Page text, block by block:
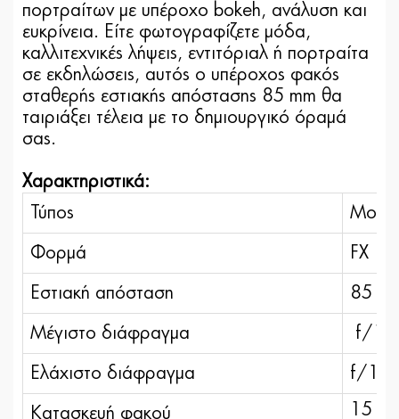
πορτραίτων με υπέροχο bokeh, ανάλυση και
ευκρίνεια. Είτε φωτογραφίζετε μόδα,
καλλιτεχνικές λήψεις, εντιτόριαλ ή πορτραίτα
σε εκδηλώσεις, αυτός ο υπέροχος φακός
σταθερής εστιακής απόστασης 85 mm θα
ταιριάξει τέλεια με το δημιουργικό όραμά
σας.
Χαρακτηριστικά:
Τύπος
Φορμά FX
Εστιακή απόσταση 85
Μέγιστο διάφραγμα f/
Ελάχιστο διάφραγμα f/16
Κατασκευή φακού
15